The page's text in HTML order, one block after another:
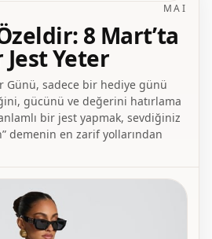
MAI
8 Mart’ta
Yeter
Günü, sadece bir hediye günü
gücünü ve değerini hatırlama
bir jest yapmak, sevdiğiniz
demenin en zarif yollarından